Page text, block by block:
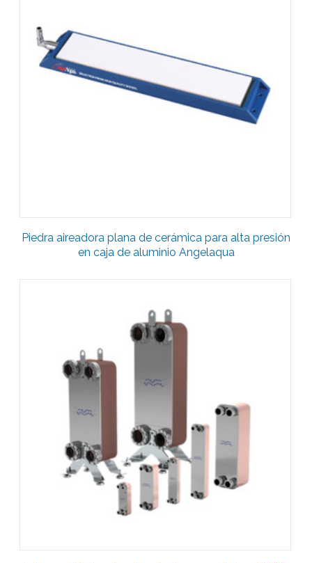
Piedra aireadora plana de cerámica para alta presión
en caja de aluminio Angelaqua